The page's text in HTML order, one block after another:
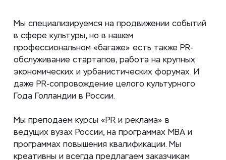
Мы специализируемся на продвижении событий
в сфере культуры, но в нашем
профессиональном «багаже» есть также PR-
обслуживание стартапов, работа на крупных
экономических и урбанистических форумах. И
даже PR-сопровождение целого культурного
Года Голландии в России.
Мы преподаем курсы «PR и реклама» в
ведущих вузах России, на программах MBA и
программах повышения квалификации. Мы
креативны и всегда предлагаем заказчикам